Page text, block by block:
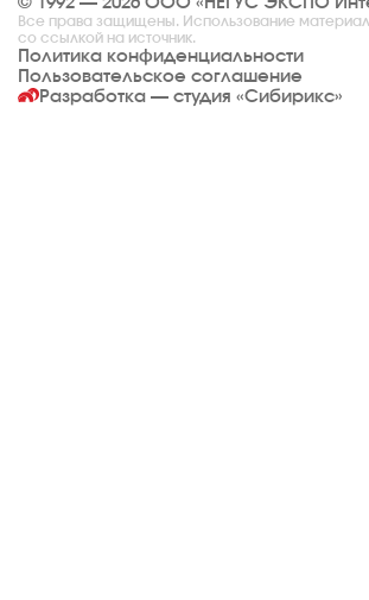
Все права защищены. Использование
со ссылкой на источник.
Политика конфиденциальности
Пользовательское соглашение
Разработка — студия «Сибирикс»